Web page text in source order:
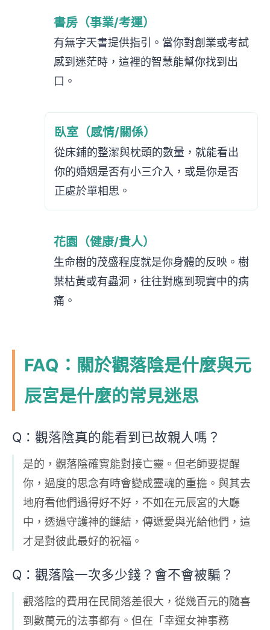
書房（事業/考運）
有無字天書提供指引。當你對創業或考試
感到迷茫時，這裡的智慧能幫你找到出
口。
臥室（感情/關係）
從床鋪的整潔與枕頭的數量，就能看出
你的婚姻是否有小三介入，或是你是否
正處於單相思。
花園（健康/貴人）
生命樹的茂盛程度就是你身體的反映。樹
葉枯黃或有蟲洞，往往對應到現實中的病
痛。
FAQ：關於觀落陰是什麼與元
辰宮是什麼的常見迷思
Q：觀落陰真的能看到已故親人嗎？
是的，觀落陰確實能對接亡靈。但老師要提醒
你，過度的思念有時會變成靈魂的重擔。與其去
地府看他們過得好不好，不如在元辰宮的大廳
中，透過守護神的鏈結，傳遞愛與光給他們，這
才是對彼此最好的祝福。
Q：觀落陰一次多少錢？會不會被騙？
觀落陰的費用在民間落差很大，從幾百元的隨喜
到數萬元的法事都有。但在「幸運女神事務